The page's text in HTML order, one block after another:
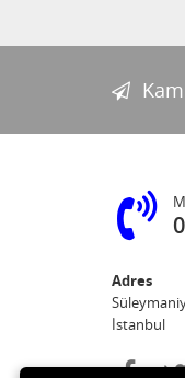
Adres
İstanbul